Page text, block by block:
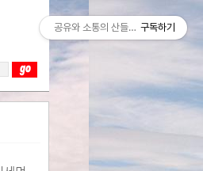
공유와 소통의 산들바람구독하기